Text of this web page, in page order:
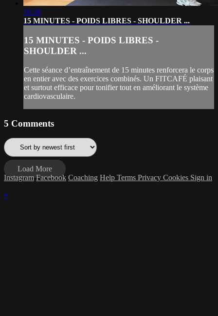
16:36
15 MINUTES - POIDS LIBRES - SHOULDER ...
15 MINUTES - POIDS LIBRES -
SHOULDER ...
Cette séance d’entraînement de 15 minutes renforcera le corps
en entier avec des exercices combinés. Un FITCAFÉ plaisant
et surtout efficace pour tonifier tout en améliorant le système
cardiovasculaire.
5 Comments
Load More
Instagram Facebook Coaching Help Terms Privacy Cookies Sign in
×